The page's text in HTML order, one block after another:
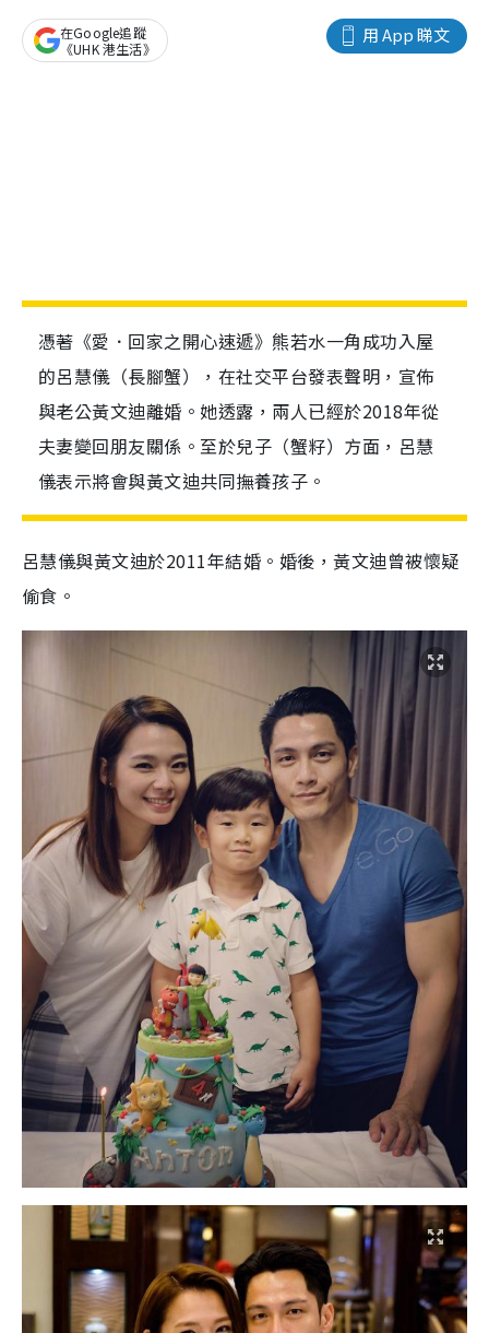
用 App 睇文
在Google追蹤
《UHK 港生活》
憑著《愛．回家之開心速遞》熊若水一角成功入屋
的呂慧儀（長腳蟹），在社交平台發表聲明，宣佈
與老公黃文迪離婚。她透露，兩人已經於2018年從
夫妻變回朋友關係。至於兒子（蟹籽）方面，呂慧
儀表示將會與黃文迪共同撫養孩子。
呂慧儀與黃文迪於2011年結婚。婚後，黃文迪曾被懷疑
偷食。